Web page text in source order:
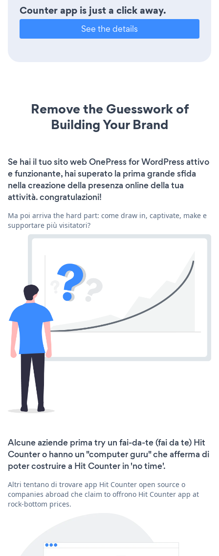
Counter app is just a click away.
See the details
Remove the Guesswork of
Building Your Brand
Se hai il tuo sito web OnePress for WordPress attivo
e funzionante, hai superato la prima grande sfida
nella creazione della presenza online della tua
attività. congratulazioni!
Ma poi arriva the hard part: come draw in, captivate, make e
supportare più visitatori?
Alcune aziende prima try un fai-da-te (fai da te) Hit
Counter o hanno un "computer guru" che afferma di
poter costruire a Hit Counter in 'no time'.
Altri tentano di trovare app Hit Counter open source o
companies abroad che claim to offrono Hit Counter app at
rock-bottom prices.